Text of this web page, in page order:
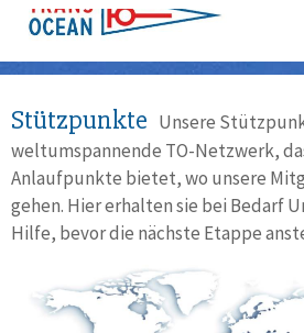
Stützpunkte Unsere
weltumspannende TO-Netzwerk,
Anlaufpunkte bietet, wo unsere
gehen. Hier erhalten sie bei Bedarf
Hilfe, bevor die nächste Etappe